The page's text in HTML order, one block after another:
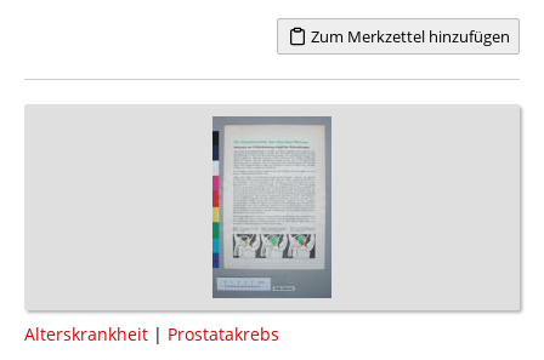
Zum Merkzettel hinzufügen
Alterskrankheit | Prostatakrebs